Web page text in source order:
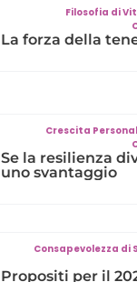
Filosofia di
La forza della
Crescita
Se la resilienza
uno svantaggio
Consapevolezza di
Propositi per il